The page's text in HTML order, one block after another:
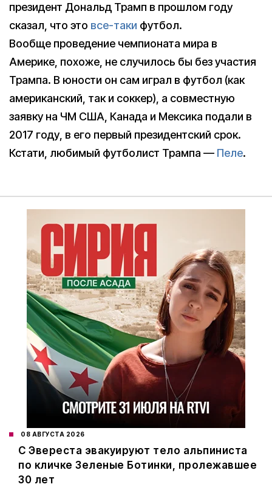
президент Дональд Трамп в прошлом году
сказал, что это все-таки футбол.
Вообще проведение чемпионата мира в
Америке, похоже, не случилось бы без участия
Трампа. В юности он сам играл в футбол (как
американский, так и соккер), а совместную
заявку на ЧМ США, Канада и Мексика подали в
2017 году, в его первый президентский срок.
Кстати, любимый футболист Трампа — Пеле.
08 АВГУСТА 2026
С Эвереста эвакуируют тело альпиниста
по кличке Зеленые Ботинки, пролежавшее
30 лет